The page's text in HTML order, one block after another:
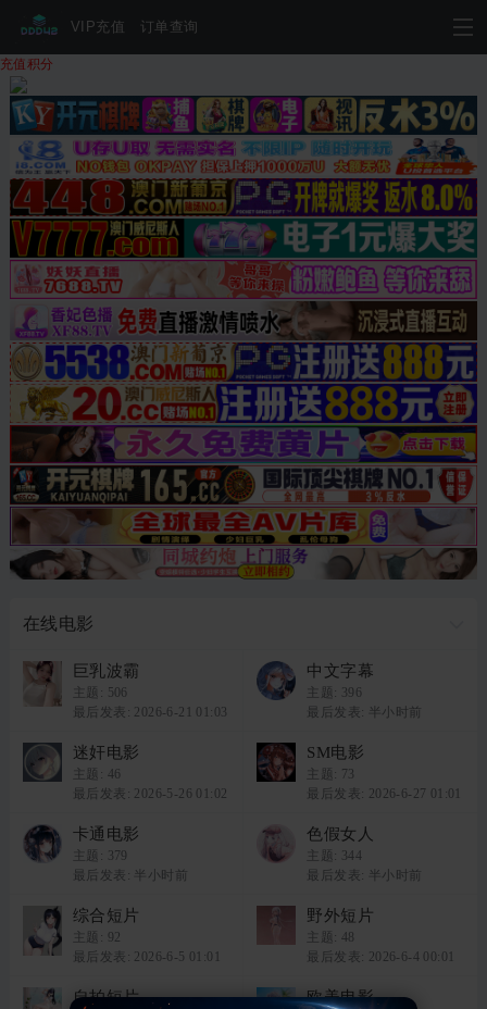
VIP充值 订单查询
充值积分
在线电影
巨乳波霸
主题: 506
最后发表: 2026-6-21 01:03
中文字幕
主题: 396
最后发表: 半小时前
迷奸电影
主题: 46
最后发表: 2026-5-26 01:02
SM电影
主题: 73
最后发表: 2026-6-27 01:01
卡通电影
主题: 379
最后发表: 半小时前
色假女人
主题: 344
最后发表: 半小时前
综合短片
主题: 92
最后发表: 2026-6-5 01:01
野外短片
主题:48
最后发表: 2026-6-4 00:01
自拍短片 欧美电影